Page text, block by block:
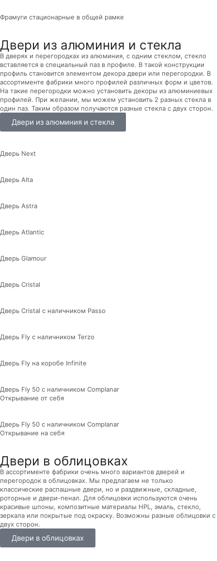
Фрамуги стационарные в общей рамке
Двери из алюминия и стекла
В дверях и перегородках из алюминия, с одним стеклом, стекло
вставляется в специальный паз в профиле. В такой конструкции
профиль становится элементом декора двери или перегородки. В
ассортименте фабрики много профилей различных форм и цветов.
На такие перегородки можно установить декоры из алюминиевых
профилей. При желании, мы можем установить 2 разных стекла в
один паз. Таким образом получаются разные стекла с двух сторон.
Двери из алюминия и стекла
Дверь Next
Дверь Alta
Дверь Astra
Дверь Atlantic
Дверь Glamour
Дверь Cristal
Дверь Cristal с наличником Passo
Дверь Fly с наличником Terzo
Дверь Fly на коробе Infinite
Дверь Fly 50 с наличником Complanar
Открывание от себя
Дверь Fly 50 с наличником Complanar
Открывание на себя
Двери в облицовках
В ассортименте фабрики очень много вариантов дверей и
перегородок в облицовках. Мы предлагаем не только
классические распашные двери, но и раздвижные, складные,
роторные и двери-пенал. Для облицовки используются очень
красивые шпоны, композитные материалы HPL, эмаль, стекло,
зеркала или покрытые под окраску. Возможны разные облицовки с
двух сторон.
Двери в облицовках